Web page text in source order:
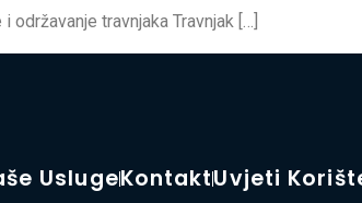
travnjaka Travnjak […]
UslugeKontaktUvjeti